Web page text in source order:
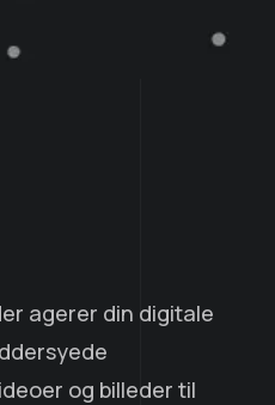
agerer din digitale
og billeder til